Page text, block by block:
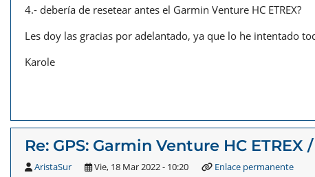
4.- debería de resetear antes el Garmin Venture HC ETREX?
Les doy las gracias por adelantado, ya que lo he intentado
Karole
Re: GPS: Garmin Venture HC
AristaSur Vie, 18 Mar 2022 - 10:20 Enlace permanente